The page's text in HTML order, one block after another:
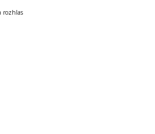
rozhlas